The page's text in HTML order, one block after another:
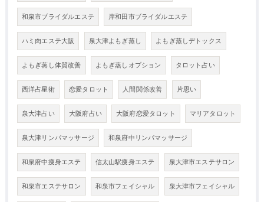
和泉市ブライダルエステ 岸和田市ブライダルエステ
ハミ肉エステ大阪 泉大津よもぎ蒸し よもぎ蒸しデトックス
よもぎ蒸し体質改善 よもぎ蒸しオプション タロット占い
西洋占星術 恋愛タロット 人間関係改善 片思い
泉大津占い 大阪府占い 大阪府恋愛タロット マリアタロット
泉大津リンパマッサージ 和泉府中リンパマッサージ
和泉府中痩身エステ 信太山駅痩身エステ 泉大津市エステサロン
和泉市エステサロン 和泉市フェイシャル 泉大津市フェイシャル